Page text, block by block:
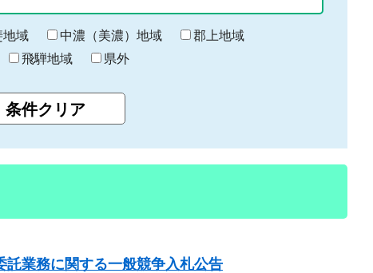
地域 中濃（美濃）地域
郡上地域
飛騨地域 県外
業務に関する一般競争入札公告